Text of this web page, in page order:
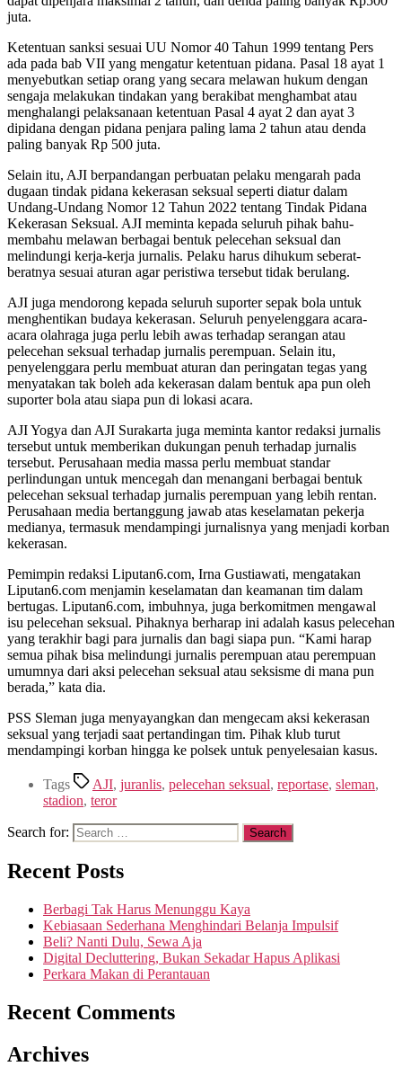
juta.
Ketentuan sanksi sesuai UU Nomor 40 Tahun 1999 tentang Pers
ada pada bab VII yang mengatur ketentuan pidana. Pasal 18 ayat 1
menyebutkan setiap orang yang secara melawan hukum dengan
sengaja melakukan tindakan yang berakibat menghambat atau
menghalangi pelaksanaan ketentuan Pasal 4 ayat 2 dan ayat 3
dipidana dengan pidana penjara paling lama 2 tahun atau denda
paling banyak Rp 500 juta.
Selain itu, AJI berpandangan perbuatan pelaku mengarah pada
dugaan tindak pidana kekerasan seksual seperti diatur dalam
Undang-Undang Nomor 12 Tahun 2022 tentang Tindak Pidana
Kekerasan Seksual. AJI meminta kepada seluruh pihak bahu-
membahu melawan berbagai bentuk pelecehan seksual dan
melindungi kerja-kerja jurnalis. Pelaku harus dihukum seberat-
beratnya sesuai aturan agar peristiwa tersebut tidak berulang.
AJI juga mendorong kepada seluruh suporter sepak bola untuk
menghentikan budaya kekerasan. Seluruh penyelenggara acara-
acara olahraga juga perlu lebih awas terhadap serangan atau
pelecehan seksual terhadap jurnalis perempuan. Selain itu,
penyelenggara perlu membuat aturan dan peringatan tegas yang
menyatakan tak boleh ada kekerasan dalam bentuk apa pun oleh
suporter bola atau siapa pun di lokasi acara.
AJI Yogya dan AJI Surakarta juga meminta kantor redaksi jurnalis
tersebut untuk memberikan dukungan penuh terhadap jurnalis
tersebut. Perusahaan media massa perlu membuat standar
perlindungan untuk mencegah dan menangani berbagai bentuk
pelecehan seksual terhadap jurnalis perempuan yang lebih rentan.
Perusahaan media bertanggung jawab atas keselamatan pekerja
medianya, termasuk mendampingi jurnalisnya yang menjadi korban
kekerasan.
Pemimpin redaksi Liputan6.com, Irna Gustiawati, mengatakan
Liputan6.com menjamin keselamatan dan keamanan tim dalam
bertugas. Liputan6.com, imbuhnya, juga berkomitmen mengawal
isu pelecehan seksual. Pihaknya berharap ini adalah kasus pelecehan
yang terakhir bagi para jurnalis dan bagi siapa pun. “Kami harap
semua pihak bisa melindungi jurnalis perempuan atau perempuan
umumnya dari aksi pelecehan seksual atau seksisme di mana pun
berada,” kata dia.
PSS Sleman juga menyayangkan dan mengecam aksi kekerasan
seksual yang terjadi saat pertandingan tim. Pihak klub turut
mendampingi korban hingga ke polsek untuk penyelesaian kasus.
Tags AJI, juranlis, pelecehan seksual, reportase, sleman,
stadion, teror
Search for:
Recent Posts
Berbagi Tak Harus Menunggu Kaya
Kebiasaan Sederhana Menghindari Belanja Impulsif
Beli? Nanti Dulu, Sewa Aja
Digital Decluttering, Bukan Sekadar Hapus Aplikasi
Perkara Makan di Perantauan
Recent Comments
Archives